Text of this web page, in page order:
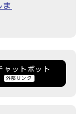
ま
ャットボット
外部リンク